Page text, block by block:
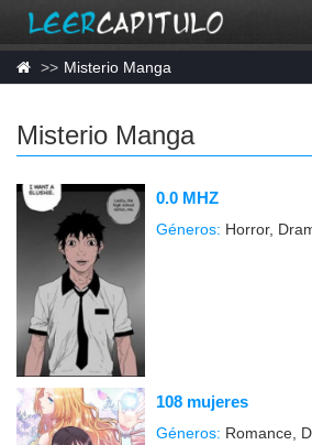
Misterio Manga
Misterio Manga
0.0 MHZ
Géneros: Horror,
108 mujeres
Géneros: Romance,